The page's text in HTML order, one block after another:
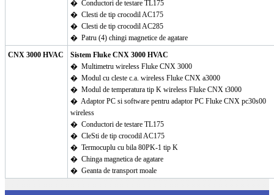
� Conductori de testare TL175
� Clesti de tip crocodil AC175
� Clesti de tip crocodil AC285
� Patru (4) chingi magnetice de agatare
CNX 3000 HVAC
Sistem Fluke CNX 3000 HVAC
� Multimetru wireless Fluke CNX 3000
� Modul cu cleste c.a. wireless Fluke CNX a3000
� Modul de temperatura tip K wireless Fluke CNX t3000
� Adaptor PC si software pentru adaptor PC Fluke CNX pc30s00
wireless
� Conductori de testare TL175
� CleSti de tip crocodil AC175
� Termocuplu cu bila 80PK-1 tip K
� Chinga magnetica de agatare
� Geanta de transport moale